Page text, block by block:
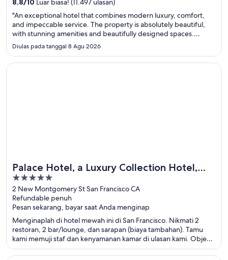
8,8/10 Luar biasa! (11.497 ulasan)
"An exceptional hotel that combines modern luxury, comfort,
and impeccable service. The property is absolutely beautiful,
with stunning amenities and beautifully designed spaces.
Everything is modern, elegant, and spotlessly clean, and the
staff was warm, attentive, and incredibly professional. From ..."
Diulas pada tanggal 8 Agu 2026
Palace Hotel, a Luxury Collection Hotel,
San Francisco
5
out
of
5
2 New Montgomery St San Francisco CA
Refundable penuh
Pesan sekarang, bayar saat Anda menginap
Menginaplah di hotel mewah ini di San Francisco. Nikmati 2
restoran, 2 bar/lounge, dan sarapan (biaya tambahan). Tamu
kami memuji staf dan kenyamanan kamar di ulasan kami. Objek
wisata populer seperti Oracle Park dan Lombard Street berada
di dekat properti.
Terbuka di jendela baru
Palace Hotel, a Luxury Collection Hotel, San Francisco